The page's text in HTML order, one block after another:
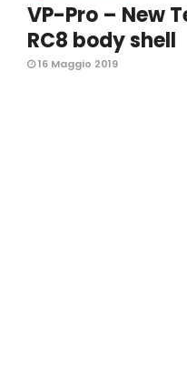
VP-Pro – New
RC8 body shell
16 Maggio 2019